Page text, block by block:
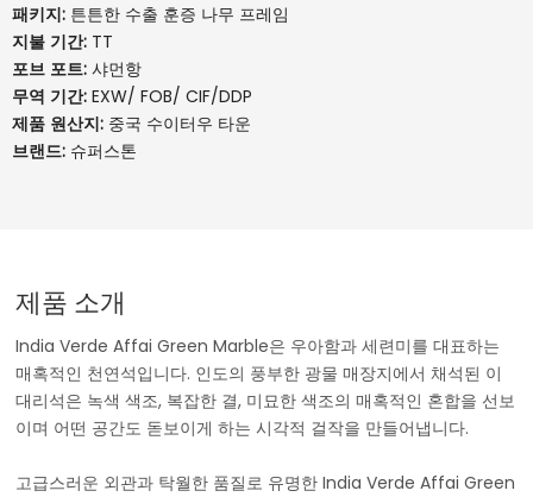
패키지: 튼튼한 수출 훈증 나무 프레임
지불 기간: TT
포브 포트: 샤먼항
무역 기간: EXW/ FOB/ CIF/DDP
제품 원산지: 중국 수이터우 타운
브랜드: 슈퍼스톤
제품 소개
India Verde Affai Green Marble은 우아함과 세련미를 대표하는
매혹적인 천연석입니다. 인도의 풍부한 광물 매장지에서 채석된 이
대리석은 녹색 ​​색조, 복잡한 결, 미묘한 색조의 매혹적인 혼합을 선보
이며 어떤 공간도 돋보이게 하는 시각적 걸작을 만들어냅니다.
고급스러운 외관과 탁월한 품질로 유명한 India Verde Affai Green